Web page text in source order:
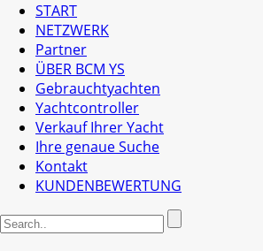
START
NETZWERK
Partner
ÜBER BCM YS
Gebrauchtyachten
Yachtcontroller
Verkauf Ihrer Yacht
Ihre genaue Suche
Kontakt
KUNDENBEWERTUNG